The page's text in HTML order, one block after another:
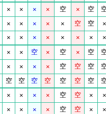
× × × × 空 × 空
× × × × × 空 空
×
× × × × × × × ×
× × 空 × 空 × 空
× × × × 空 空 空
空 空 空 空 空 空 空
× × × × 空 空 ×
×
× × × × 空 空 ×
×